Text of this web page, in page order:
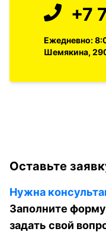
+7
Ежедневно:
Шемякина,
Оставьте
Нужна
Заполните
задать свой